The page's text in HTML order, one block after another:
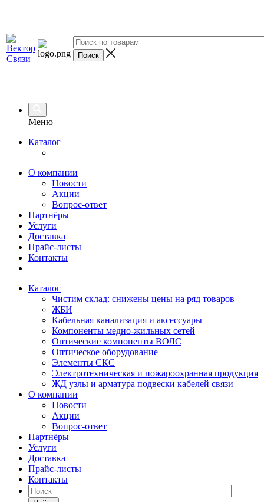
Меню
Каталог
О компании
Новости
Акции
Вопрос-ответ
Партнёры
Услуги
Доставка
Прайс-листы
Контакты
Каталог
Чистим склад: снижены цены на ряд товаров
ЖБИ
Кабельная канализация и аксессуары
Компоненты медно-жильных сетей
Оптические компоненты ВОЛС
Оптическое оборудование
Элементы СКС
Электротехническая и пожароохранная продукция
ЖД узлы и арматура подвески кабелей связи
О компании
Новости
Акции
Вопрос-ответ
Партнёры
Услуги
Доставка
Прайс-листы
Контакты